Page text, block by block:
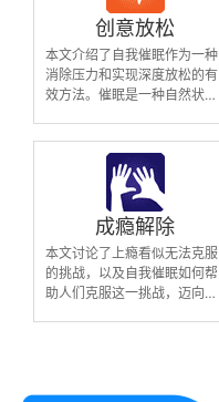
创意放松
本文介绍了自我催眠作为一种
消除压力和实现深度放松的有
效方法。催眠是一种自然状
松体验。我们的“创造性放松”
MP3音频与其他专注于克服特
定问题的自我催眠音频不同，
它们通过引导图像和舒缓的声
音创建了一个丰富而生动的心
理环境，旨在促进深度放松。
这种独特的放松体验为个人提
供了一种真正的、个性化的途
成瘾解除
本文讨论了上瘾看似无法克服
的挑战，以及自我催眠如何帮
助人们克服这一挑战，迈向自
上瘾状态的“程序”。这篇文章